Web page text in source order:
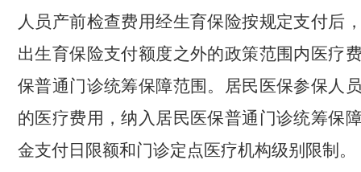
人员产前检查费用经生育保险按规定支付后
出生育保险支付额度之外的政策范围内医疗
保普通门诊统筹保障范围。居民医保参保人
的医疗费用，纳入 居民 医保普通门诊统筹保
金支付日限额和门诊定点医疗机构级别限制。